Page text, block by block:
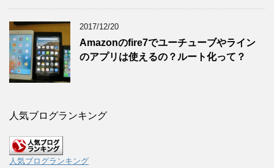
2017/12/20
Amazonのfire7でユーチューブやライン
のアプリは使えるの？ルート化って？
人気ブログランキング
人気ブログランキング